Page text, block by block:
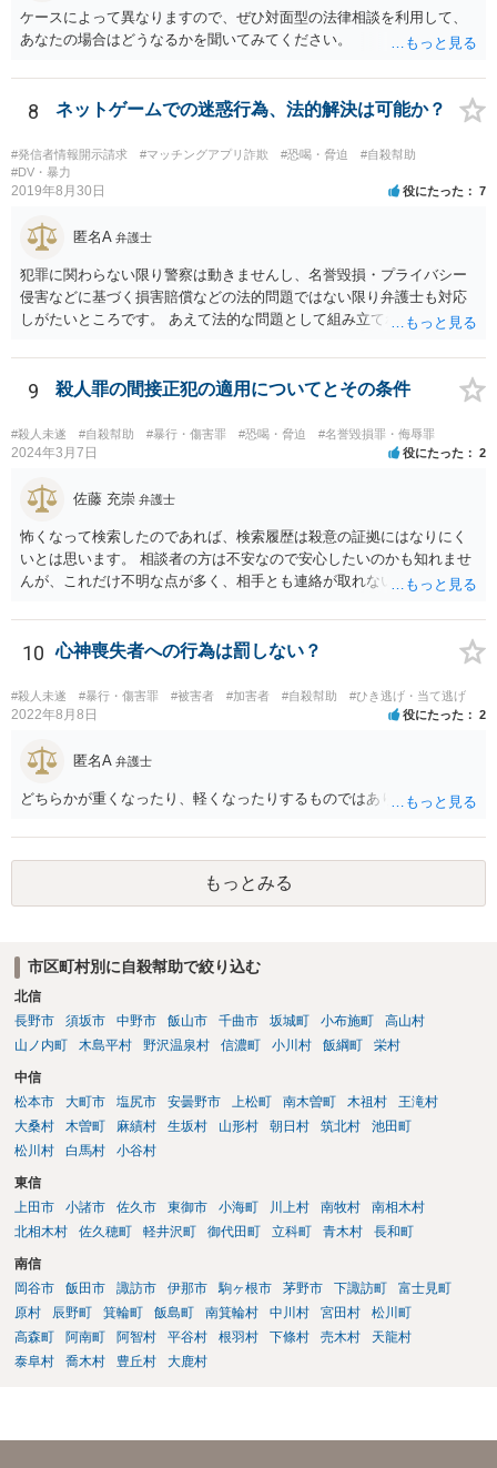
ケースによって異なりますので、ぜひ対面型の法律相談を利用して、
あなたの場合はどうなるかを聞いてみてください。
8 ネットゲームでの迷惑行為、法的解決は可能か？
#発信者情報開示請求 #マッチングアプリ詐欺 #恐喝・脅迫
#自殺幇助
#DV・暴力
2019年8月30日 役にたった 7
匿名A 弁護士
犯罪に関わらない限り警察は動きませんし、名誉毀損・プライバシー
侵害などに基づく損害賠償などの法的問題ではない限り弁護士も対応
しがたいところです。 あえて法的な問題として組み立てれば、迷惑な
考えられますが、発信者情報開示などで加害者の住所氏名を特定する
には最低でも３０万円以上の弁護士費用は必要になってくるかと思い
ないですか。 逆に費用の点からして、加害者が訴訟を考えているとか
の話も、かなりの高確率でマユツバかなと思います。ゲーム内の結婚
し、うっかり「ﾀﾋね」とか書き込むと、自殺教唆罪が成立する可能性
対応でしょう。
9 殺人罪の間接正犯の適用についてとその条件
#殺人未遂 #自殺幇助 #暴行・傷害罪 #恐喝・脅迫 #名誉毀損罪・侮辱罪
2024年3月7日 役にたった 2
佐藤 充崇 弁護士
怖くなって検索したのであれば、検索履歴は殺意の証拠にはなりにく
いとは思います。 相談者の方は不安なので安心したいのかも知れませ
んが、これだけ不明な点が多く、相手とも連絡が取れないとなると、
しますが・・・ それでもどうしても気になるようなら、弁護士に予約
取って相談すべきです。 正直、今後こういうことをしないよう気を付
えるしかないように思います。
10 心神喪失者への行為は罰しない？
#殺人未遂 #暴行・傷害罪 #被害者 #加害者 #自殺幇助 #ひき逃げ・当て逃げ
2022年8月8日 役にたった 2
匿名A 弁護士
どちらかが重くなったり、軽くなったりするものではありません。
もっとみる
市区町村別に自殺幇助で絞り込む
北信
長野市
須坂市 中野市 飯山市 千曲市 坂城町 小布施町
高山村
山ノ内町
木島平村 野沢温泉村 信濃町 小川村 飯綱町 栄村
中信
松本市
大町市 塩尻市 安曇野市 上松町 南木曽町 木祖村
王滝村
大桑村
木曽町 麻績村 生坂村 山形村 朝日村 筑北村
池田町
松川村
白馬村 小谷村
東信
上田市
小諸市 佐久市 東御市 小海町 川上村 南牧村
南相木村
北相木村
佐久穂町 軽井沢町 御代田町 立科町 青木村 長和町
南信
岡谷市
飯田市 諏訪市 伊那市 駒ヶ根市 茅野市 下諏訪町
富士見町
原村
辰野町 箕輪町 飯島町 南箕輪村 中川村 宮田村
松川町
高森町
阿南町 阿智村 平谷村 根羽村 下條村 売木村
天龍村
泰阜村
喬木村 豊丘村 大鹿村